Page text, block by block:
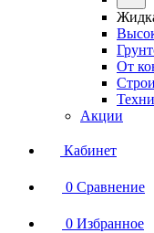
От
Акции
Кабинет
0 Сравнение
0 Избранное